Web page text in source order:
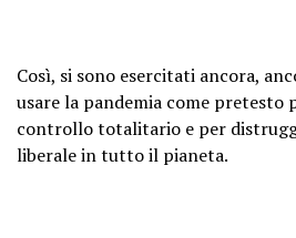
Così, si sono esercitati ancora,
usare la pandemia come pretesto
controllo totalitario e per
liberale in tutto il pianeta.